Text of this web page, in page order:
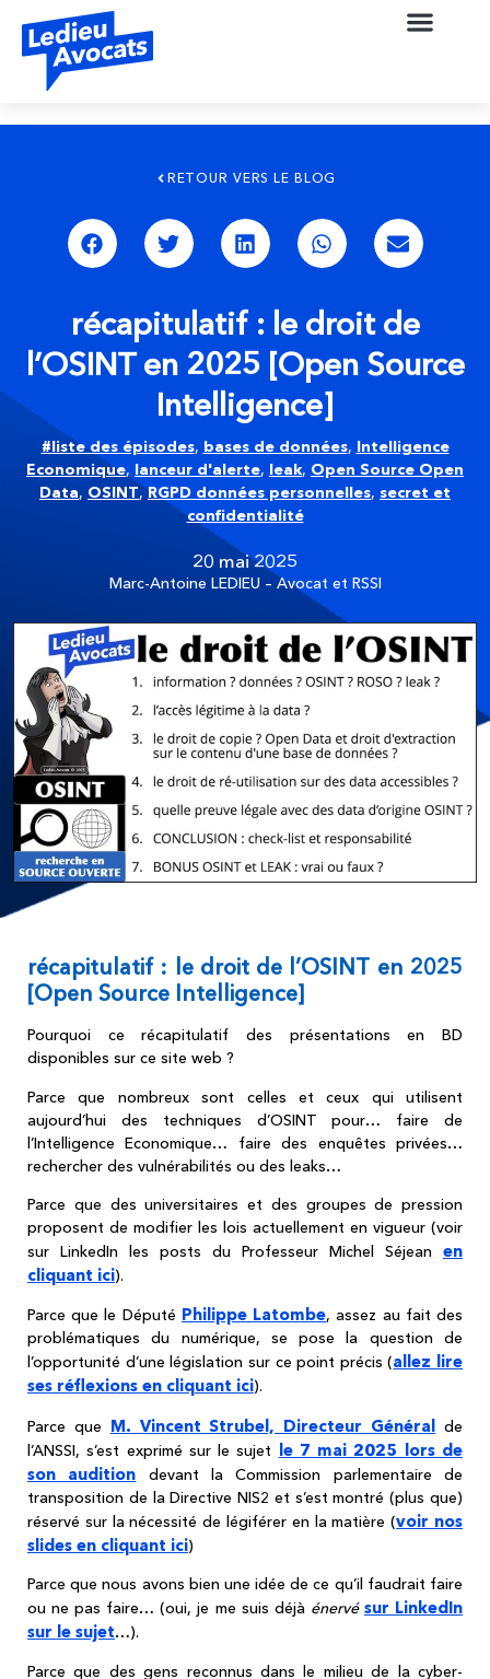
RETOUR VERS LE BLOG
récapitulatif : le droit de
l’OSINT en 2025 [Open Source
Intelligence]
20 mai 2025
Marc-Antoine LEDIEU – Avocat et RSSI
#liste des épisodes, bases de données, Intelligence
Economique, lanceur d'alerte, leak, Open Source Open
Data, OSINT,RGPD données personnelles, secret et
confidentialité
récapitulatif : le droit de l’OSINT en 2025
[Open Source Intelligence]
Pourquoi ce récapitulatif des présentations en BD
disponibles sur ce site web ?
Parce que nombreux sont celles et ceux qui utilisent
aujourd’hui des techniques d’OSINT pour… faire de
l’Intelligence Economique… faire des enquêtes privées…
rechercher des vulnérabilités ou des leaks…
Parce que des universitaires et des groupes de pression
proposent de modifier les lois actuellement en vigueur (voir
sur LinkedIn les posts du Professeur Michel Séjean en
cliquant ici).
Parce que le Député Philippe Latombe, assez au fait des
problématiques du numérique, se pose la question de
l’opportunité d’une législation sur ce point précis (allez lire
ses réflexions en cliquant ici).
Parce que M. Vincent Strubel, Directeur Général de
l’ANSSI, s’est exprimé sur le sujet le 7 mai 2025 lors de
son audition devant la Commission parlementaire de
transposition de la Directive NIS2 et s’est montré (plus que)
réservé sur la nécessité de légiférer en la matière (voir nos
slides en cliquant ici)
Parce que nous avons bien une idée de ce qu’il faudrait faire
ou ne pas faire… (oui, je me suis déjà énervé sur LinkedIn
sur le sujet…).
Parce que des gens reconnus dans le milieu de la cyber-